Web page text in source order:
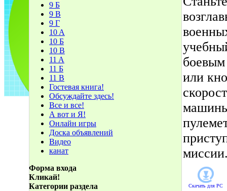
9 Б
9 В
9 Г
10 A
10 Б
10 В
11 A
11 Б
11 В
Гостевая книга!
Обсуждайте здесь!
Все и все!
А вот и Я!
Онлайн игры
Доска объявлений
Видео
канат
Форма входа
Кликай!
Категории раздела
или
Скачать для PC